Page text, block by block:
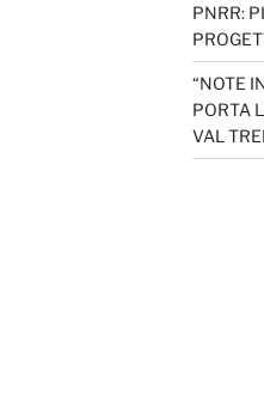
PNRR:
“NOTE
PORTA
VAL